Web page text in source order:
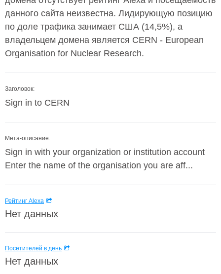
данного сайта неизвестна. Лидирующую позицию
по доле трафика занимает США (14,5%), а
владельцем домена является CERN - European
Organisation for Nuclear Research.
Заголовок:
Sign in to CERN
Мета-описание:
Sign in with your organization or institution account
Enter the name of the organisation you are aff...
Рейтинг Alexa
Нет данных
Посетителей в день
Нет данных